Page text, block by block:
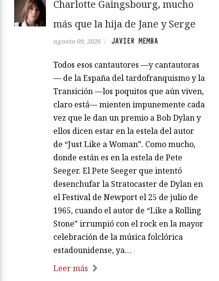
Charlotte Gaingsbourg, mucho
más que la hija de Jane y Serge
agosto 09, 2026 / JAVIER MEMBA
Todos esos cantautores —y cantautoras
— de la España del tardofranquismo y la
Transición —los poquitos que aún viven,
claro está— mienten impunemente cada
vez que le dan un premio a Bob Dylan y
ellos dicen estar en la estela del autor
de “Just Like a Woman”. Como mucho,
donde están es en la estela de Pete
Seeger. El Pete Seeger que intentó
desenchufar la Stratocaster de Dylan en
el Festival de Newport el 25 de julio de
1965, cuando el autor de “Like a Rolling
Stone” irrumpió con el rock en la mayor
celebración de la música folclórica
estadounidense, ya…
Leer más